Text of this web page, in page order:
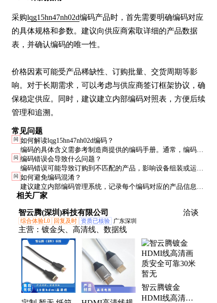
采购lqg15hn47nh02d编码产品时，首先需要明确编码对应
的具体规格和参数。建议向供应商索取详细的产品数据
表，并确认编码的唯一性。
价格因素可能受产品稀缺性、订购批量、交货周期等影
响。对于长期需求，可以考虑与供应商签订框架协议，确
保稳定供应。同时，建议建立内部编码对照表，方便后续
管理和追溯。
常见问题
问 如何解读lqg15hn47nh02d编码？
编码的具体含义需参考制造商提供的编码手册。通常，编码的
不同部分可能代表产品系列、规格、批次等信息。建议联系供
应商获取详细解读。
问 编码错误会导致什么问题？
编码错误可能导致订购到不匹配的产品，影响设备组装或运
行。严重时可能造成生产线停机或设备损坏，务必仔细核对。
问 如何避免编码混淆？
建议建立内部编码管理系统，记录每个编码对应的产品信息和
供应商联系方式。定期更新编码手册，确保信息的准确性。
相关厂家
智云腾(深圳)科技有限公司 洽谈
综合体验L0 回复及时 资质已核验 广东深圳
主营： 镀金头、高清线、数据线
智云腾镀金
HDMI线高清画